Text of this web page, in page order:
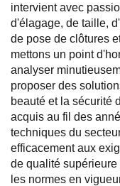
intervient avec
d'élagage, de taille,
de pose de clôtures
mettons un point
analyser
proposer des
beauté et la sécurité
acquis au fil des
techniques du
efficacement aux
de qualité
les normes en